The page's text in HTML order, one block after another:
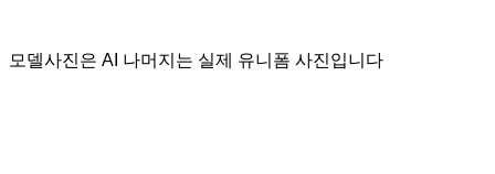
모델사진은 AI 나머지는 실제 유니폼 사진입니다